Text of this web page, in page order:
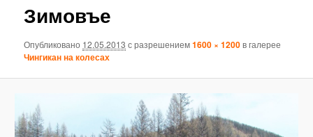
Зимовъе
Опубликовано 12.05.2013 с разрешением1600 × 1200в галерее
Чингикан на колесах